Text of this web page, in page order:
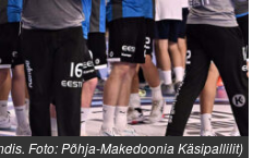
Foto: Põhja-Makedoonia Käsipallilit)